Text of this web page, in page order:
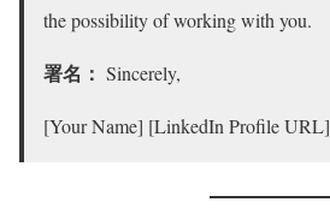
the possibility of working with you.
署名： Sincerely,
[Your Name] [LinkedIn Profile URL]